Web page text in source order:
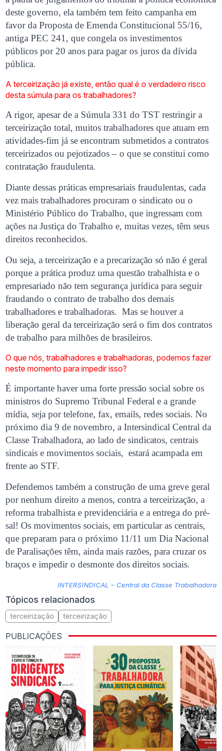
deste governo, ela também tem feito campanha em
favor da Proposta de Emenda Constitucional 55/16,
antiga PEC 241, que congela os investimentos
públicos por 20 anos para pagar os juros da dívida
pública.
A terceirização já existe, então qual é o verdadeiro risco
desta súmula para os trabalhadores?
A rigor, apesar de a Súmula 331 do TST restringir a
terceirização total, muitos trabalhadores que atuam em
atividades-fim já se encontram submetidos a contratos
terceirizados ou pejotizados – o que se constitui como
contratação fraudulenta.
Diante dessas práticas empresariais fraudulentas, cada
vez mais trabalhadores procuram o sindicato ou o
Ministério Público do Trabalho, que ingressam com
ações na Justiça do Trabalho e, muitas vezes, têm seus
direitos reconhecidos.
Ou seja, a terceirização e a precarização só não é geral
porque a prática produz uma questão trabalhista e o
empresariado não tem segurança jurídica para seguir
fraudando o contrato de trabalho dos demais
trabalhadores e trabalhadoras. Mas se houver a
liberação geral da terceirização será o fim dos contratos
de trabalho para milhões de brasileiros.
O que nós, trabalhadores e trabalhadoras, podemos fazer
neste momento para impedir isso?
É importante haver uma forte pressão social sobre os
ministros do Supremo Tribunal Federal e a grande
mídia, seja por telefone, fax, emails, redes sociais. No
próximo dia 9 de novembro, a Intersindical Central da
Classe Trabalhadora, ao lado de sindicatos, centrais
sindicais e movimentos sociais, estará acampada em
frente ao STF.
Defendemos também a construção de uma greve geral
por nenhum direito a menos, contra a terceirização, a
reforma trabalhista e previdenciária e a entrega do pré-
sal! Os movimentos sociais, em particular as centrais,
que preparam para o próximo 11/11 um Dia Nacional
de Paralisações têm, ainda mais razões, para cruzar os
braços e impedir o desmonte dos direitos sociais.
INTERSINDICAL – Central da Classe Trabalhadora
Tópicos relacionados
terceirização terceirização
PUBLICAÇÕES